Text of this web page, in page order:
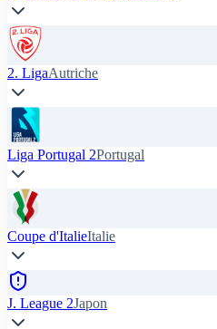
2. LigaAutriche
Liga Portugal 2Portugal
Coupe d'ItalieItalie
J. League 2Japon